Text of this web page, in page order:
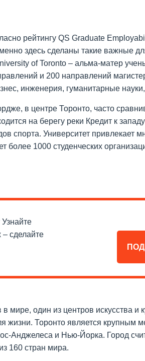
рейтингу QS Graduate
здесь сделаны такие важные
of Toronto – альма-матер
и 200 направлений
инженерия, гуманитарные
в центре Торонто, часто
на берегу реки Кредит к
спорта. Университет привлекает
более 1000 студенческих
сделайте
один из центров искусства и
жизни. Торонто является крупным
Анджелеса и Нью-Йорка. Город
160 стран мира.